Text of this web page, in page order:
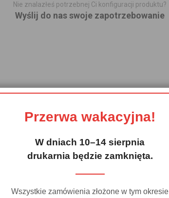
Nie znalazłeś potrzebnej Ci konfiguracji produktu?
Wyślij do nas swoje zapotrzebowanie
PLIKU SZCZEGÓŁY WYKONANIA
Przerwa wakacyjna!
W dniach 10–14 sierpnia
drukarnia będzie zamknięta.
Wszystkie zamówienia złożone w tym okresie